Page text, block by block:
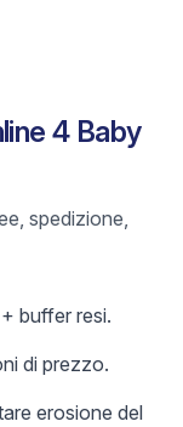
4 Baby
spedizione,
buffer resi.
di prezzo.
erosione del